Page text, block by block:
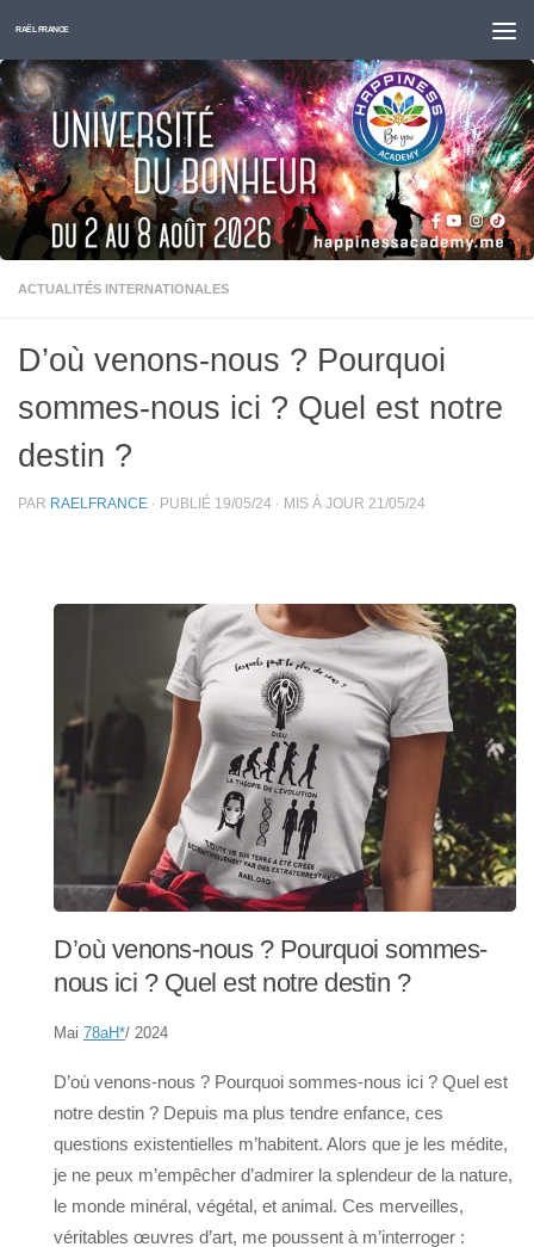
Skip to content
RAËL FRANCE
ACTUALITÉS INTERNATIONALES
D’où venons-nous ? Pourquoi
sommes-nous ici ? Quel est notre
destin ?
PAR RAELFRANCE · PUBLIÉ 19/05/24 · MIS À JOUR 21/05/24
D’où venons-nous ? Pourquoi sommes-
nous ici ? Quel est notre destin ?
Mai 78aH*/ 2024
D’où venons-nous ? Pourquoi sommes-nous ici ? Quel est
notre destin ? Depuis ma plus tendre enfance, ces
questions existentielles m’habitent. Alors que je les médite,
je ne peux m’empêcher d’admirer la splendeur de la nature,
le monde minéral, végétal, et animal. Ces merveilles,
véritables œuvres d’art, me poussent à m’interroger :